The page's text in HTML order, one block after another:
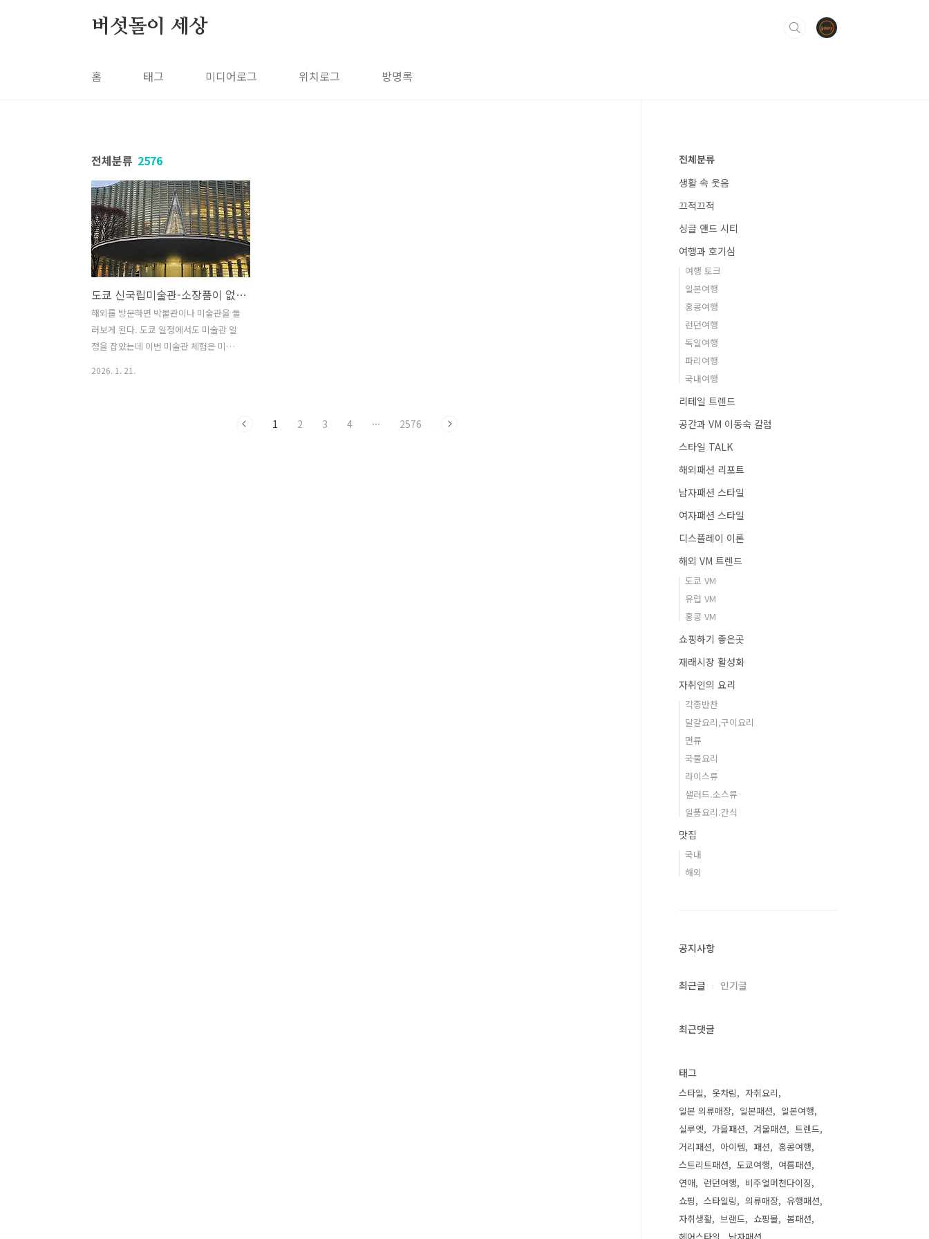
버섯돌이 세상
홈 태그 미디어로그 위치로그 방명록
전체분류 2576
도쿄 신국립미술관-소장품이 없는 미술관, 그래서 더 강렬한 공간
해외를 방문하면 박물관이나 미술관을 둘
러보게 된다. 도쿄 일정에서도 미술관 일
정을 잡았는데 이번 미술관 체험은 미술
2026. 1. 21.
1 2 3 4 ··· 2576
전체분류
생활 속 웃음
끄적끄적
싱글 앤드 시티
여행과 호기심
여행 토크
일본여행
홍콩여행
런던여행
독일여행
파리여행
국내여행
리테일 트렌드
공간과 VM 이동숙 칼럼
스타일 TALK
해외패션 리포트
남자패션 스타일
여자패션 스타일
디스플레이 이론
해외 VM 트렌드
도쿄 VM
유럽 VM
홍콩 VM
쇼핑하기 좋은곳
재래시장 활성화
자취인의 요리
각종반찬
달걀요리,구이요리
면류
국물요리
라이스류
샐러드.소스류
일품요리.간식
맛집
국내
해외
공지사항
최근글 인기글
최근댓글
태그
스타일 옷차림
자취요리
일본 의류매장
일본패션
일본여행
실루엣
가을패션 겨울패션
트렌드
거리패션
아이템 패션
홍콩여행
스트리트패션
도쿄여행
여름패션
연애
런던여행
비주얼머천다이징
쇼핑
스타일링 의류매장
유행패션
자취생활
브랜드 쇼핑몰
봄패션